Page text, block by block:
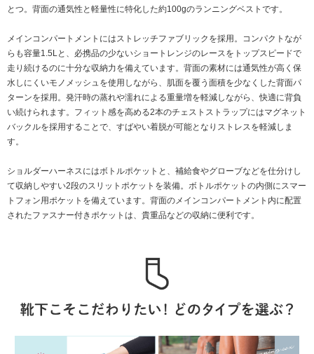
とつ。背面の通気性と軽量性に特化した約100gのランニングベストです。
メインコンパートメントにはストレッチファブリックを採用。コンパクトなが
らも容量1.5Lと、必携品の少ないショートレンジのレースをトップスピードで
走り続けるのに十分な収納力を備えています。背面の素材には通気性が高く保
水しにくいモノメッシュを使用しながら、肌面を覆う面積を少なくした背面パ
ターンを採用。発汗時の蒸れや濡れによる重量増を軽減しながら、快適に背負
い続けられます。フィット感を高める2本のチェストストラップにはマグネット
バックルを採用することで、すばやい着脱が可能となりストレスを軽減しま
す。
ショルダーハーネスにはボトルポケットと、補給食やグローブなどを仕分けし
て収納しやすい2段のスリットポケットを装備。ボトルポケットの内側にスマー
トフォン用ポケットを備えています。背面のメインコンパートメント内に配置
されたファスナー付きポケットは、貴重品などの収納に便利です。